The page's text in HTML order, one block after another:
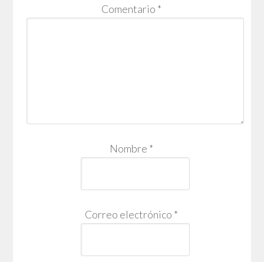
Comentario *
Nombre *
Correo electrónico *